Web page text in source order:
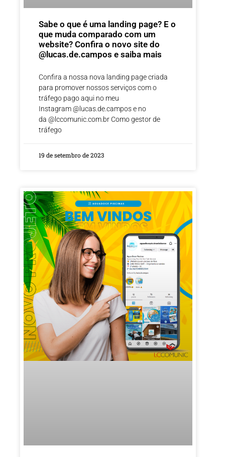
Sabe o que é uma landing page? E o
que muda comparado com um
website? Confira o novo site do
@lucas.de.campos e saiba mais
Confira a nossa nova landing page criada
para promover nossos serviços com o
tráfego pago aqui no meu
Instagram @lucas.de.campos e no
da @lccomunic.com.br Como gestor de
tráfego
19 de setembro de 2023